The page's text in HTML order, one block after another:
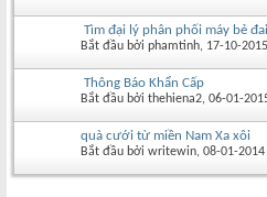
Tìm đại lý phân phối máy bẻ
Bắt đầu bởi phamtinh‎, 17-10-
Thông Báo Khẩn Cấp
Bắt đầu bởi thehiena2‎, 06-01-
quà cưới từ miền Nam Xa xôi
Bắt đầu bởi writewin‎, 08-01-